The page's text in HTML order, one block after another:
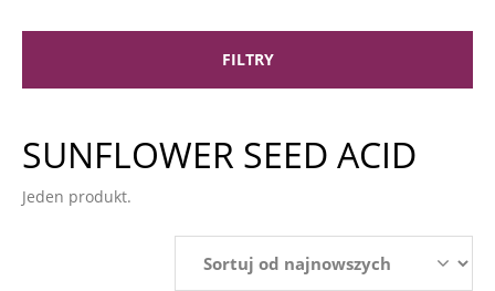
FILTRY
SUNFLOWER SEED ACID
Jeden produkt.